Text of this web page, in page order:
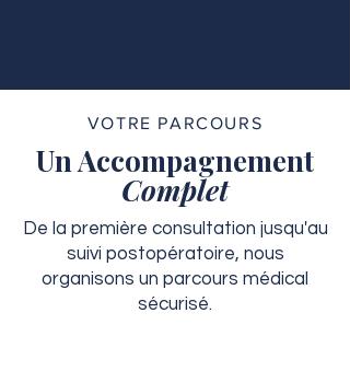
VOTRE PARCOURS
Un Accompagnement
Complet
De la première consultation jusqu'au
suivi postopératoire, nous
organisons un parcours médical
sécurisé.